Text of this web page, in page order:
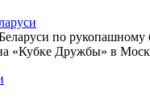
по рукопашному
«Кубке Дружбы» в